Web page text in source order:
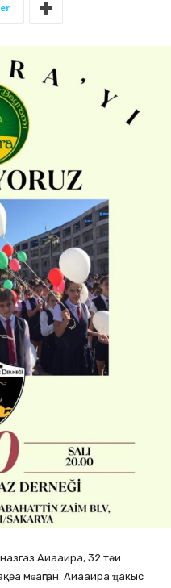
Аиааира, 32 тәи
мҩаԥган. Аиааира ҵакыс